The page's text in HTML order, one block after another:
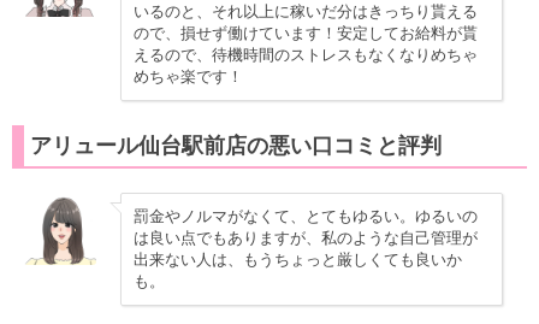
いるのと、それ以上に稼いだ分はきっちり貰える
ので、損せず働けています！安定してお給料が貰
えるので、待機時間のストレスもなくなりめちゃ
めちゃ楽です！
アリュール仙台駅前店の悪い口コミと評判
罰金やノルマがなくて、とてもゆるい。ゆるいの
は良い点でもありますが、私のような自己管理が
出来ない人は、もうちょっと厳しくても良いか
も。